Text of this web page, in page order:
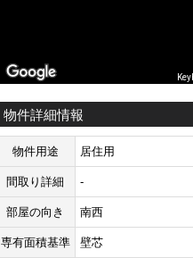
物件詳細情報
物件用途 居住用
間取り詳細 -
部屋の向き 南西
専有面積基準 壁芯